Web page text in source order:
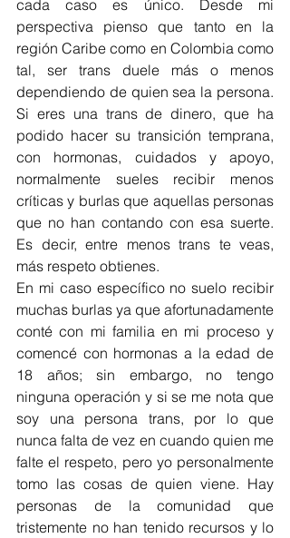
cada caso es único. Desde mi
perspectiva pienso que tanto en la
región Caribe como en Colombia como
tal, ser trans duele más o menos
dependiendo de quien sea la persona.
Si eres una trans de dinero, que ha
podido hacer su transición temprana,
con hormonas, cuidados y apoyo,
normalmente sueles recibir menos
críticas y burlas que aquellas personas
que no han contando con esa suerte.
Es decir, entre menos trans te veas,
más respeto obtienes.
En mi caso específico no suelo recibir
muchas burlas ya que afortunadamente
conté con mi familia en mi proceso y
comencé con hormonas a la edad de
18 años; sin embargo, no tengo
ninguna operación y si se me nota que
soy una persona trans, por lo que
nunca falta de vez en cuando quien me
falte el respeto, pero yo personalmente
tomo las cosas de quien viene. Hay
personas de la comunidad que
tristemente no han tenido recursos y lo